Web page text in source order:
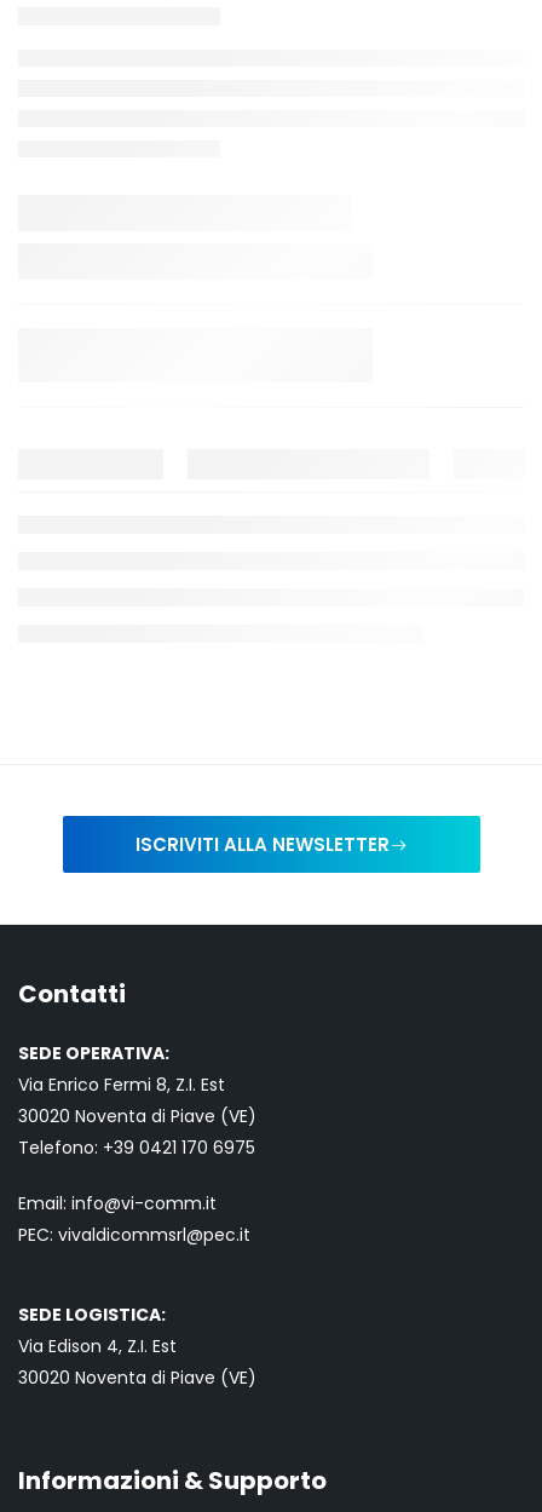
ISCRIVITI ALLA NEWSLETTER
Contatti
SEDE OPERATIVA:
Via Enrico Fermi 8, Z.I. Est
30020 Noventa di Piave (VE)
Telefono: +39 0421 170 6975
Email: info@vi-comm.it
PEC: vivaldicommsrl@pec.it
SEDE LOGISTICA:
Via Edison 4, Z.I. Est
30020 Noventa di Piave (VE)
Informazioni & Supporto